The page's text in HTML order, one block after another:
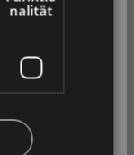
Produkt
)
nalität